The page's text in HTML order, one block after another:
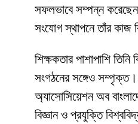
সফলভাবে সম্পন্ন
সংযোগ স্থাপনে তাঁর কাজ
শিক্ষকতার পাশাপাশি
সংগঠনের সঙ্গেও সম্পৃক্ত।
অ্যাসোসিয়েশন অব
বিজ্ঞান ও প্রযুক্তি